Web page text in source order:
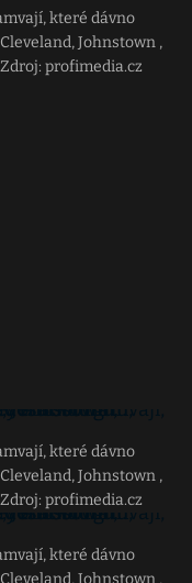
které dávno
Johnstown ,
Zdroj: profimedia.cz
které dávno
Johnstown ,
Zdroj: profimedia.cz
které dávno
Johnstown ,